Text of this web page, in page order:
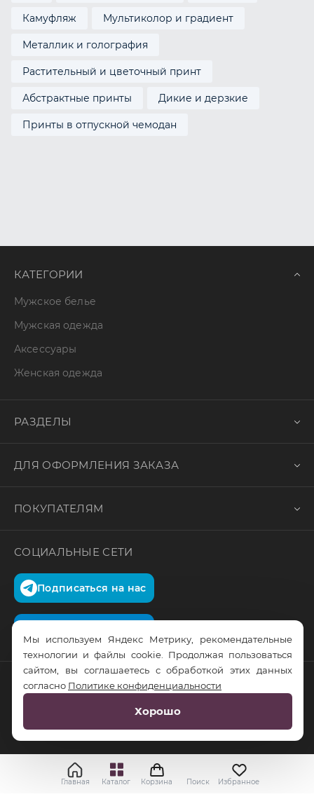
Камуфляж Мультиколор и градиент
Металлик и голография
Растительный и цветочный принт
Абстрактные принты Дикие и дерзкие
Принты в отпускной чемодан
КАТЕГОРИИ
Мужское белье
Мужская одежда
Аксессуары
Женская одежда
РАЗДЕЛЫ
ДЛЯ ОФОРМЛЕНИЯ ЗАКАЗА
ПОКУПАТЕЛЯМ
СОЦИАЛЬНЫЕ СЕТИ
Подписаться на нас
© RusTrus. 2011-2026. Все права защищены
RS Digital
Главная Каталог Корзина Поиск Избранное
Мы используем Яндекс Метрику, рекомендательные
технологии и файлы cookie. Продолжая пользоваться
сайтом, вы соглашаетесь с обработкой этих данных
согласно Политике конфиденциальности
Хорошо